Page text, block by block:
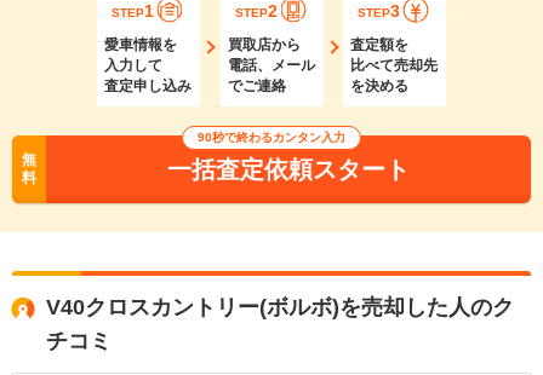
STEP1
愛車情報を
入力して
査定申し込み
STEP2
買取店から
電話、メール
でご連絡
STEP3
査定額を
比べて売却先
を決める
無
料
90秒で終わるカンタン入力
一括査定依頼スタート
V40クロスカントリー(ボルボ)を売却した人のク
チコミ